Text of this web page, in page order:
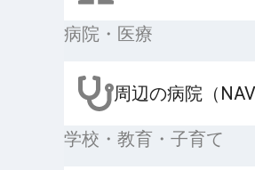
病院・医療
周辺の病院（
学校・教育・子育て